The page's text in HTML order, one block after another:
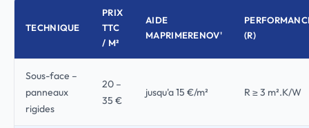
TECHNIQUE
PRIX
TTC
/ M²
AIDE
MAPRIMERENOV'
(R)
Sous-face –
panneaux
rigides
20 –
35 €
jusqu'a 15 €/m² R ≥ 3 m².K/W